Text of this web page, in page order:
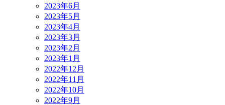
2023年6月
2023年5月
2023年4月
2023年3月
2023年2月
2023年1月
2022年12月
2022年11月
2022年10月
2022年9月